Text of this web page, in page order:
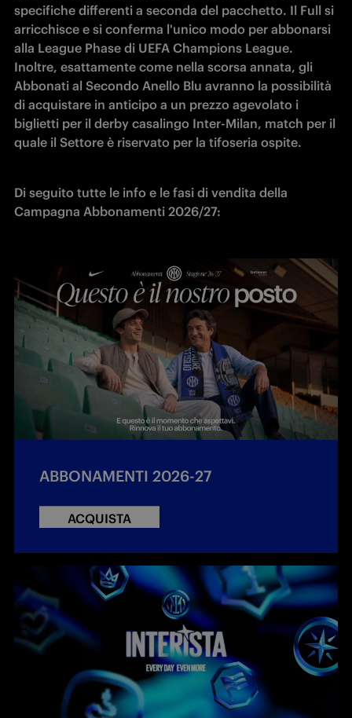
specifiche differenti a seconda del pacchetto. Il Full si
arricchisce e si conferma l'unico modo per abbonarsi
alla League Phase di UEFA Champions League.
Inoltre, esattamente come nella scorsa annata, gli
Abbonati al Secondo Anello Blu avranno la possibilità
di acquistare in anticipo a un prezzo agevolato i
biglietti per il derby casalingo Inter-Milan, match per il
quale il Settore è riservato per la tifoseria ospite.
Di seguito tutte le info e le fasi di vendita della
Campagna Abbonamenti 2026/27:
ABBONAMENTI 2026-27
ACQUISTA